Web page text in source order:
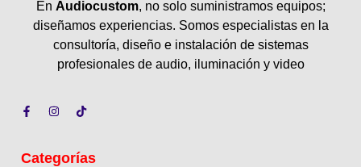
En Audiocustom, no solo suministramos equipos;
diseñamos experiencias. Somos especialistas en la
consultoría, diseño e instalación de sistemas
profesionales de audio, iluminación y video
Categorías